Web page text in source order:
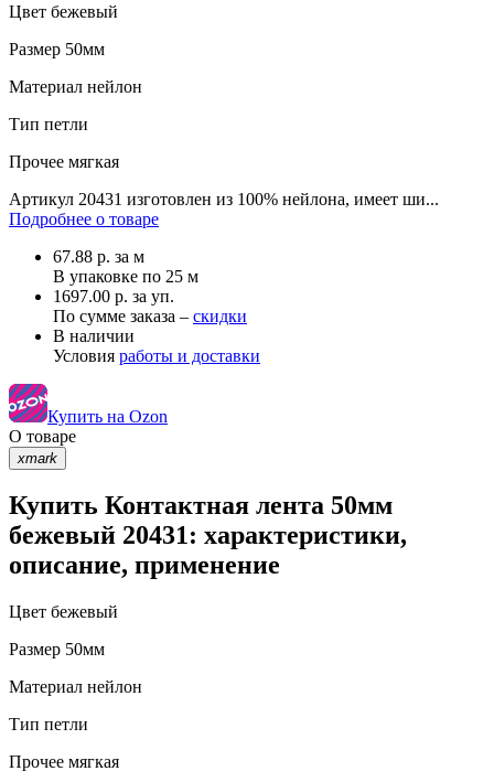
Цвет бежевый
Размер 50мм
Материал нейлон
Тип петли
Прочее мягкая
Артикул 20431 изготовлен из 100% нейлона, имеет ши...
Подробнее о товаре
67.88 р. за м
В упаковке по 25 м
1697.00 р. за уп.
По сумме заказа – скидки
В наличии
Условия работы и доставки
Купить на Ozon
О товаре
xmark
Купить Контактная лента 50мм
бежевый 20431: характеристики,
описание, применение
Цвет бежевый
Размер 50мм
Материал нейлон
Тип петли
Прочее мягкая